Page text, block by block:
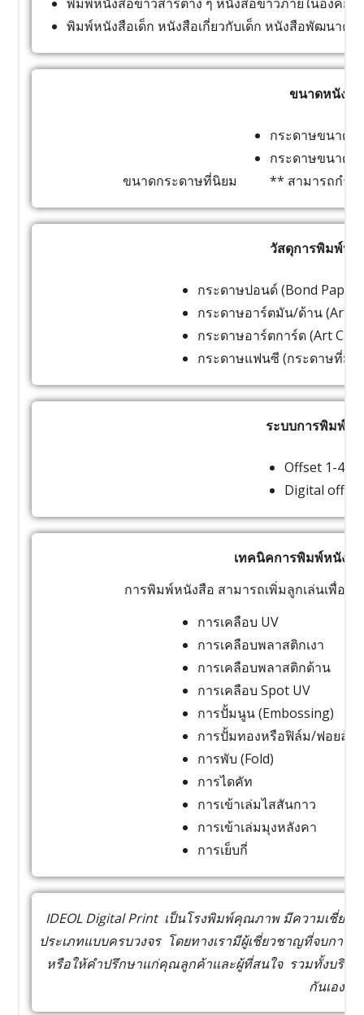
พิมพ์หนังสือเด็ก หนังสือเกี่ยวกับเด็ก หนังสือพัฒนาค
ขนาดหนังสือ
ขนาดกระดาษที่นิยม
กระดาษขนาด
กระดาษขนาด
** สามารถกำห
วัสดุการพิมพ์หนั
กระดาษปอนด์ (Bond Paper)
กระดาษอาร์ตมัน/ด้าน (Art
กระดาษอาร์ตการ์ด (Art
กระดาษแฟนซี (กระดาษที่มีเ
ระบบการพิมพ์ห
Offset 1-4 สี
Digital
เทคนิคการพิมพ์หนังสื
การพิมพ์หนังสือ สามารถเพิ่มลูกเล่นเพื่อดึ
การเคลือบ UV
การเคลือบพลาสติกเงา
การเคลือบพลาสติกด้าน
การเคลือบ Spot UV
การปั้มนูน (Embossing)
การปั้มทองหรือฟิล์ม/ฟอยล์สี
การพับ (Fold)
การไดคัท
การเข้าเล่มไสสันกาว
การเข้าเล่มมุงหลังคา
การเย็บกี่
IDEOL Digital Print เป็นโรงพิมพ์คุณภาพ มีความเชี่ย
ประเภทแบบครบวงจร โดยทางเรามีผู้เชี่ยวชาญที่จบกา
หรือให้คำปรึกษาแก่คุณลูกค้าและผู้ที่สนใจ รวมทั้งบริกา
กันเอง